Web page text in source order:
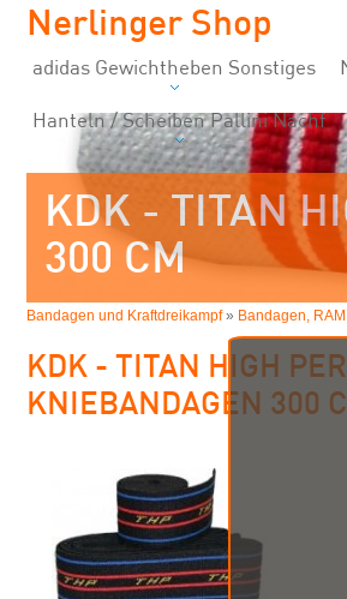
Nerlinger Shop
adidas Gewichtheben Sonstiges
Hanteln / Scheiben Pallini Nachf
KDK - TITAN
300 CM
Bandagen und Kraftdreikampf» Bandagen, RAM
KDK - TITAN HIGH
KNIEBANDAGEN 300